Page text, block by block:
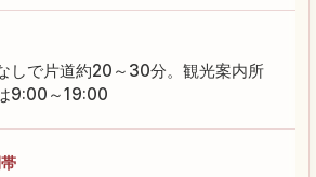
しで片道約20～30分。観光案内所
9:00～19:00